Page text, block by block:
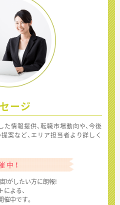
ージ
情報提供、転職市場動向や、今後
案など、エリア担当者より詳しく
！
がしたい方に朗報!
よる、
中です。